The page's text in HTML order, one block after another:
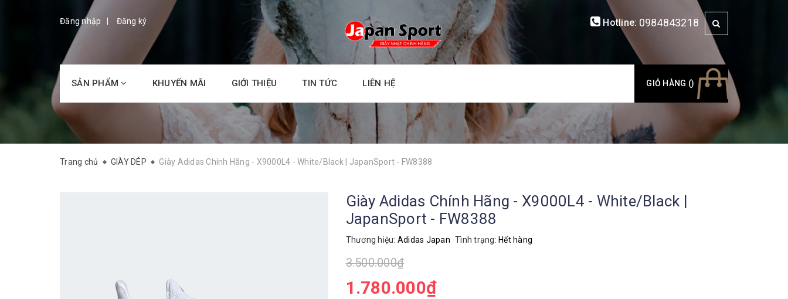
Đăng nhập Đăng ký Hotline: 0984843218
SẢN PHẨM KHUYẾN MÃI GIỚI THIỆU TIN TỨC LIÊN HỆ GIỎ HÀNG ()
Trang chủ GIÀY DÉP Giày Adidas Chính Hãng - X9000L4 - White/Black | JapanSport - FW8388
Giày Adidas Chính Hãng - X9000L4 - White/Black |
JapanSport - FW8388
Thương hiệu: Adidas Japan Tình trạng: Hết hàng
3.500.000₫
1.780.000₫